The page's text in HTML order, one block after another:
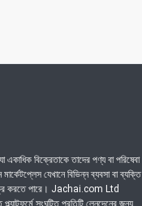
বিক্রেতাকে তাদের পণ্য বা পরিষেবা
যেখানে বিভিন্ন ব্যবসা বা ব্যক্তি
করতে পারে। Jachai.com Ltd
সংঘটিত প্রতিটি লেনদেনের জন্য